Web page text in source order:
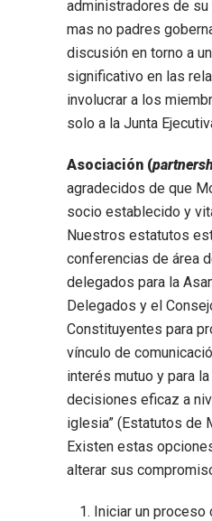
administradores de
mas no padres
discusión en torno a
significativo en las
involucrar a los
solo a la Junta
Asociación (
agradecidos de que
socio establecido y
Nuestros estatutos
conferencias de área
delegados para la
Delegados y el
Constituyentes para
vínculo de
interés mutuo y para
decisiones eficaz a
iglesia” (Estatutos de
Existen estas
alterar sus
Iniciar un proceso